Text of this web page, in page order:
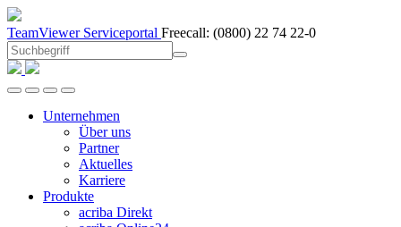
TeamViewer Serviceportal Freecall: (0800) 22 74 22-0
Unternehmen
Über uns
Partner
Aktuelles
Karriere
Produkte
acriba Direkt